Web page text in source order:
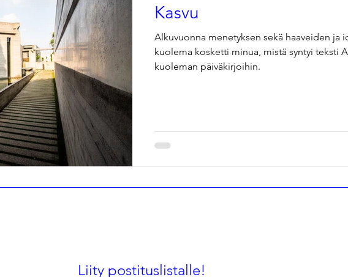
Kasvu
Alkuvuonna menetyksen sekä haaveiden ja
kuolema kosketti minua, mistä syntyi teksti
kuoleman päiväkirjoihin.
Liity postituslistalle!